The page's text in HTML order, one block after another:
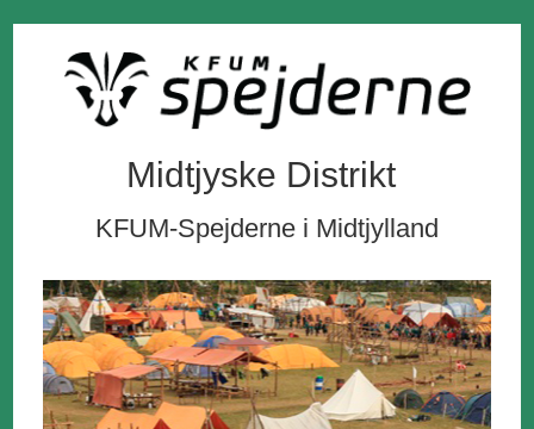
Midtjyske Distrikt
KFUM-Spejderne i Midtjylland